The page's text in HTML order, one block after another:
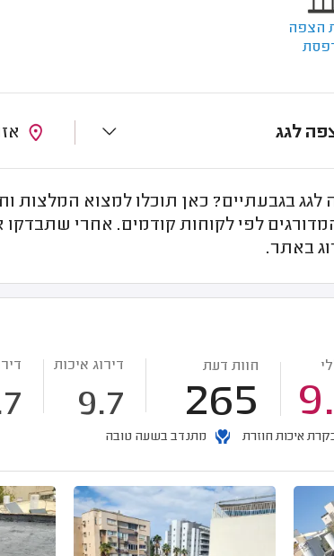
הצפה
לגג
בגבעתיים? כאן תוכלו למצוא המלצות
לפי לקוחות קודמים. אחרי
באתר.
חוות דעת
265
דירוג איכות
9.7
איכות חוזרת מתנדב בשעה טובה